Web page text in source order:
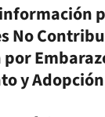
No
y